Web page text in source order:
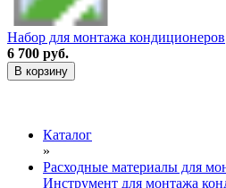
Набор для монтажа кондиционеров
6 700 руб.
В корзину
Каталог
»
Расходные материалы для
Инструмент для монтажа